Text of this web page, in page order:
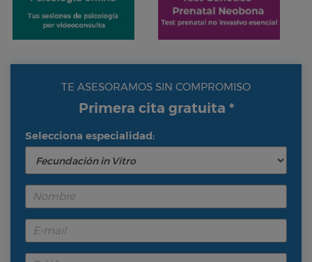
TE ASESORAMOS SIN COMPROMISO
Primera cita gratuita *
Selecciona especialidad: